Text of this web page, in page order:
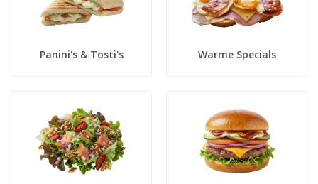
Panini's & Tosti's Warme Specials